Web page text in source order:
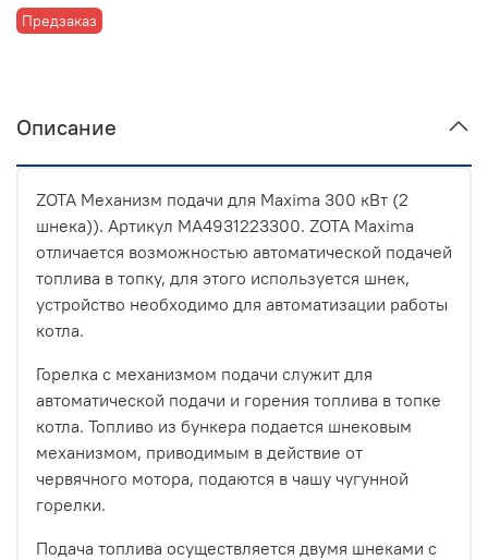
Предзаказ
Описание
ZOTA Механизм подачи для Maxima 300 кВт (2
шнека)). Артикул MA4931223300. ZOTA Maxima
отличается возможностью автоматической подачей
топлива в топку, для этого используется шнек,
устройство необходимо для автоматизации работы
котла.
Горелка с механизмом подачи служит для
автоматической подачи и горения топлива в топке
котла. Топливо из бункера подается шнековым
механизмом, приводимым в действие от
червячного мотора, подаются в чашу чугунной
горелки.
Подача топлива осуществляется двумя шнеками с